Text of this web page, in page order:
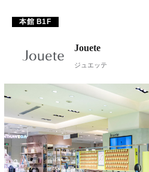
JP
本館 B1F
Jouete
ジュエッテ